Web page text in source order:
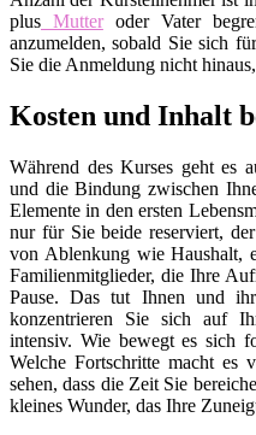
plus Mutteroder Vater
anzumelden, sobald Sie sich
Sie die Anmeldung nicht
Kosten und Inhalt
Während des Kurses geht es
und die Bindung zwischen
Elemente in den ersten
nur für Sie beide reserviert,
von Ablenkung wie Haushalt,
Familienmitglieder, die Ihre
Pause. Das tut Ihnen und
konzentrieren Sie sich auf
intensiv. Wie bewegt es sich
Welche Fortschritte macht es
sehen, dass die Zeit Sie
kleines Wunder, das Ihre